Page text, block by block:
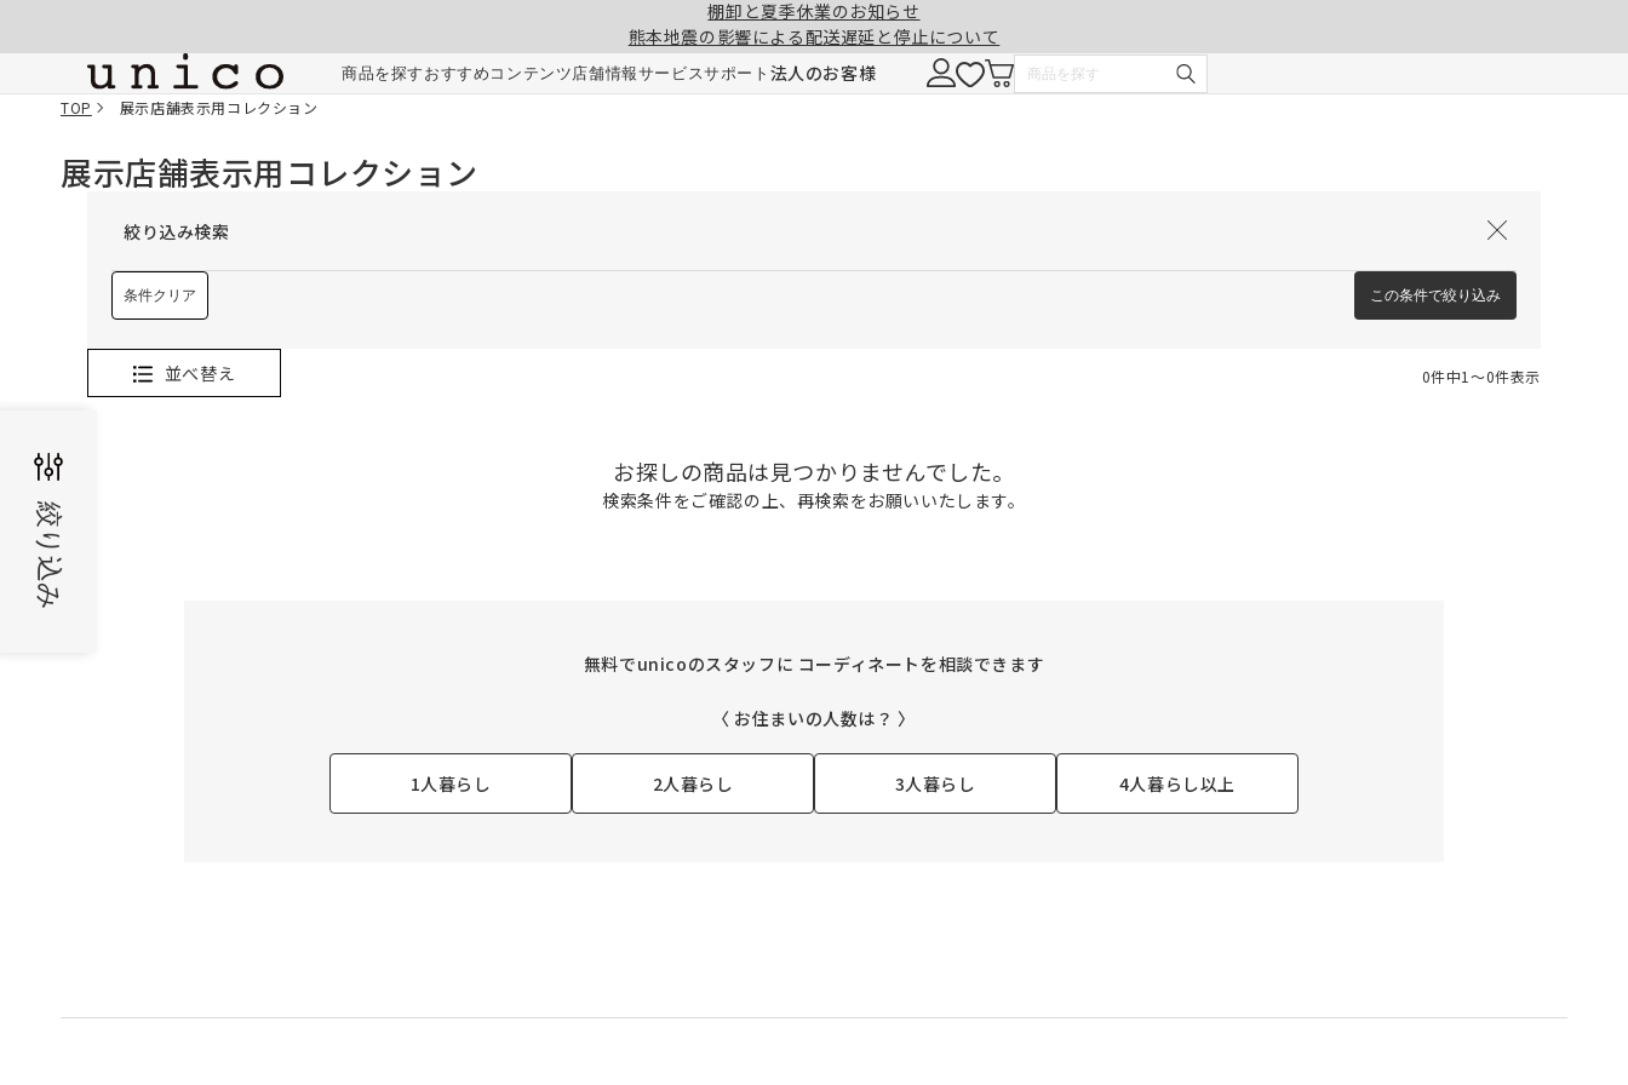
棚卸と夏季休業のお知らせ
熊本地震の影響による配送遅延と停止について
商品を探す おすすめコンテンツ 店舗情報サービスサポート 法人のお客様
TOP 展示店舗表示用コレクション
展示店舗表示用コレクション
絞り込み
絞り込み検索
条件クリア この条件で絞り込み
並べ替え 0件中1〜0件表示
お探しの商品は見つかりませんでした。
検索条件をご確認の上、再検索をお願いいたします。
無料でunicoのスタッフに コーディネートを相談できます
〈 お住まいの人数は？ 〉
1人暮らし 2人暮らし 3人暮らし 4人暮らし以上